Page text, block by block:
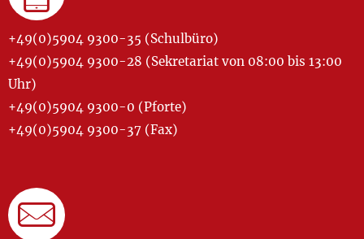
+49(0)5904 9300-35 (Schulbüro)
+49(0)5904 9300-28 (Sekretariat von 08:00 bis 13:00
Uhr)
+49(0)5904 9300-0 (Pforte)
+49(0)5904 9300-37 (Fax)